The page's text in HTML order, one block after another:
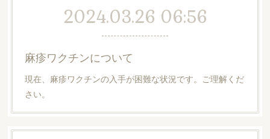
2024.03.26 06:56
麻疹ワクチンについて
現在、麻疹ワクチンの入手が困難な状況です。ご理解くだ
さい。